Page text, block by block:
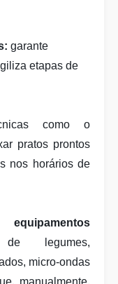
garante
etapas de
como o
pratos prontos
nos horários de
legumes,
micro-ondas
manualmente,